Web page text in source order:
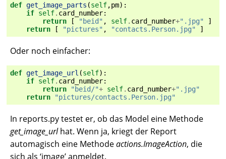
def get_image_parts (self,pm):
if self. card_number:
return
[ "beid" , self. card_number+".jpg"
]
return
[ "pictures" , "contacts.Person.jpg" ]
Oder noch einfacher:
def get_image_url (self):
if self. card_number:
return
"beid/"+ self. card_number+".jpg"
return
"pictures/contacts.Person.jpg"
In reports.py testet er, ob das Model eine Methode
get_image_urlhat. Wenn ja, kriegt der Report
automagisch eine Methodeactions.ImageAction, die
sich als ‘image’ anmeldet.